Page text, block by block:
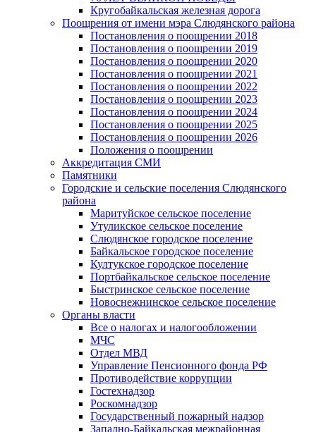
Кругобайкальская железная дорога
Поощрения от имени мэра Слюдянского района
Постановления о поощрении 2018
Постановления о поощрении 2019
Постановления о поощрении 2020
Постановления о поощрении 2021
Постановления о поощрении 2022
Постановления о поощрении 2023
Постановления о поощрении 2024
Постановления о поощрении 2025
Постановления о поощрении 2026
Положения о поощрении
Аккредитация СМИ
Памятники
Городские и сельские поселения Слюдянского
района
Маритуйское сельское поселение
Утуликское сельское поселение
Слюдянское городское поселение
Байкальское городское поселение
Култукское городское поселение
Портбайкальское сельское поселение
Быстринское сельское поселение
Новоснежнинское сельское поселение
Органы власти
Все о налогах и налогообложении
МЧС
Отдел МВД
Управление Пенсионного фонда РФ
Противодействие коррупции
Гостехнадзор
Роскомнадзор
Государственный пожарный надзор
Западно-Байкальская межрайонная